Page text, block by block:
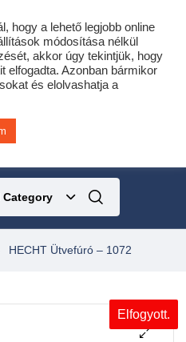
0 % THM-el 10 hónapra!
ajándékba adunk egy fűrészláncot!
kattintva!
– ÉPÍTŐIPARI GÉP WEBSHOP
Category
HECHT Ütvefúró – 1072
Elfogyott.
hogy a lehető legjobb online
módosítása nélkül
akkor úgy tekintjük, hogy
elfogadta. Azonban bármikor
és elolvashatja a